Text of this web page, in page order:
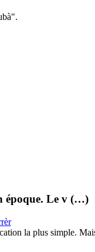
époque. Le v (…)
la plus simple.